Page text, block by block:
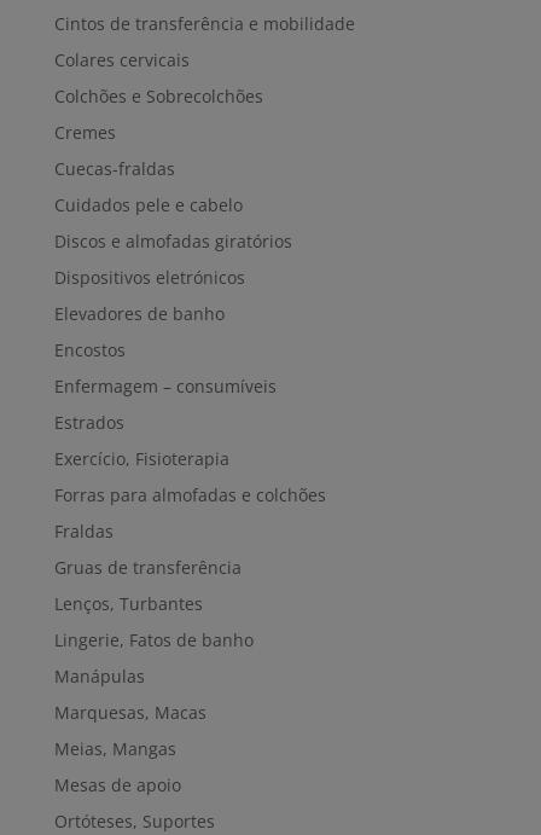
Cintos de transferência e mobilidade
Colares cervicais
Colchões e Sobrecolchões
Cremes
Cuecas-fraldas
Cuidados pele e cabelo
Discos e almofadas giratórios
Dispositivos eletrónicos
Elevadores de banho
Encostos
Enfermagem – consumíveis
Estrados
Exercício, Fisioterapia
Forras para almofadas e colchões
Fraldas
Gruas de transferência
Lenços, Turbantes
Lingerie, Fatos de banho
Manápulas
Marquesas, Macas
Meias, Mangas
Mesas de apoio
Ortóteses, Suportes